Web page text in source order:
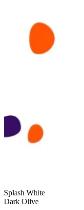
Splash White
Dark Olive